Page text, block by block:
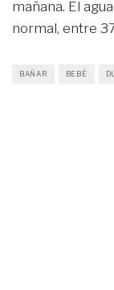
mañana. El
normal, entre
BAÑAR BEBÉ